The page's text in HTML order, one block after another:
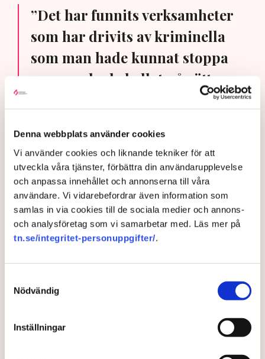
Denna webbplats använder cookies
Vi använder cookies och liknande tekniker för att
utveckla våra tjänster, förbättra din användarupplevelse
och anpassa innehållet och annonserna till våra
användare. Vi vidarebefordrar även information som
samlas in via cookies till de sociala medier och annons-
och analysföretag som vi samarbetar med. Läs mer på
tn.se/integritet-personuppgifter/.
Nödvändig
Inställningar
”Det har funnits verksamheter
som har drivits av kriminella
som man hade kunnat stoppa
om man hade kollat på rätt
För att öka tempot i arbetet har Vårdföretagarna skickat
justitieutskottet. I skrivelsen påminner organisationen
om ett antal förslag som lagts fram tidigare, men som
av olika anledningar fortfarande inte har resulterat i
konkreta lagförslag.
Vårdföretagarnas förslag på
åtgärder mot välfärdskriminalitet
för de som arbetar inom heldygnsinsatser för barn
och unga, liknande den modell som idag gäller för
• Låt Polisen granska och ackreditera personer